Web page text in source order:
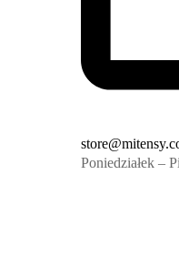
Poniedziałek –